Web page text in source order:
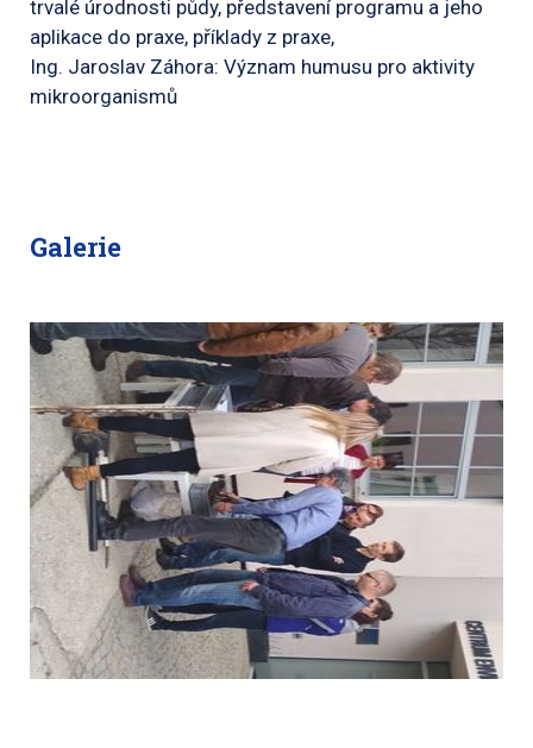
trvalé úrodnosti půdy, představení programu a jeho
aplikace do praxe, příklady z praxe,
Ing. Jaroslav Záhora: Význam humusu pro aktivity
mikroorganismů
Galerie